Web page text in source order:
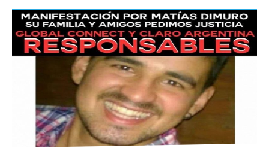
SERVICIOS SOCIALES
INFORMES ESPECIALES
FUERA DE MEGÁFONO
EL LADO «G»